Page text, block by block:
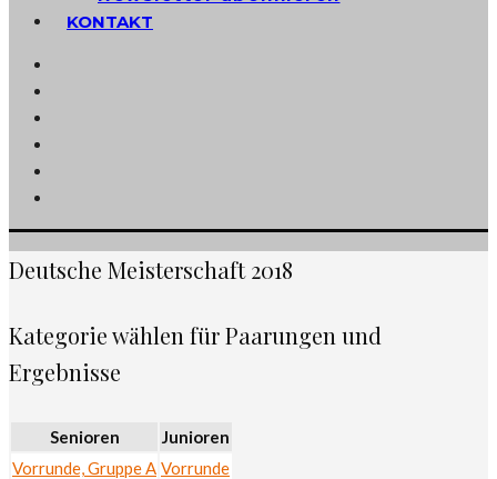
KONTAKT
Deutsche Meisterschaft 2018
Kategorie wählen für Paarungen und
Ergebnisse
Senioren
Junioren
Vorrunde, Gruppe A Vorrunde